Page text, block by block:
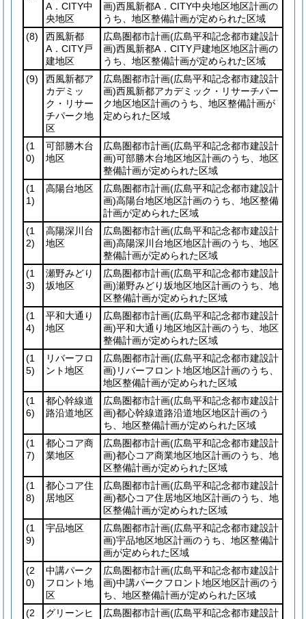
A．CITY中
央地区
画)西風新都A．CITY中央地区地区計画の
うち、地区整備計画が定められた区域
(8)
西風新都
A．CITY戸
建地区
広島圏都市計画(広島平和記念都市建設計
画)西風新都A．CITY戸建地区地区計画の
うち、地区整備計画が定められた区域
(9)
西風新都ア
カデミッ
ク・リサー
チパーク地
区
広島圏都市計画(広島平和記念都市建設計
画)西風新都アカデミック・リサーチパー
ク地区地区計画のうち、地区整備計画が
定められた区域
(1
0)
可部勝木台
地区
広島圏都市計画(広島平和記念都市建設計
画)可部勝木台地区地区計画のうち、地区
整備計画が定められた区域
(1
1)
高陽台地区 広島圏都市計画(広島平和記念都市建設計
画)高陽台地区地区計画のうち、地区整備
計画が定められた区域
(1
2)
高陽深川台
地区
広島圏都市計画(広島平和記念都市建設計
画)高陽深川台地区地区計画のうち、地区
整備計画が定められた区域
(1
3)
瀬野みどり
坂地区
広島圏都市計画(広島平和記念都市建設計
画)瀬野みどり坂地区地区計画のうち、地
区整備計画が定められた区域
(1
4)
平和大通り
地区
広島圏都市計画(広島平和記念都市建設計
画)平和大通り地区地区計画のうち、地区
整備計画が定められた区域
(1
5)
リバーフロ
ント地区
広島圏都市計画(広島平和記念都市建設計
画) リバーフロント地区地区計画のうち、
地区整備計画が定められた区域
(1
6)
都心幹線道
路沿道地区
広島圏都市計画(広島平和記念都市建設計
画)都心幹線道路沿道地区地区計画のう
ち、地区整備計画が定められた区域
(1
7)
都心コア商
業地区
広島圏都市計画(広島平和記念都市建設計
画)都心コア商業地区地区計画のうち、地
区整備計画が定められた区域
(1
8)
都心コア住
居地区
広島圏都市計画(広島平和記念都市建設計
画)都心コア住居地区地区計画のうち、地
区整備計画が定められた区域
(1
9)
宇品地区 広島圏都市計画(広島平和記念都市建設計
画)宇品地区地区計画のうち、地区整備計
画が定められた区域
(2
0)
中講パーク
フロント地
区
広島圏都市計画(広島平和記念都市建設計
画)中講パークフロント地区地区計画のう
ち、地区整備計画が定められた区域
(2
グリーンヒ
広島圏都市計画(広島平和記念都市建設計